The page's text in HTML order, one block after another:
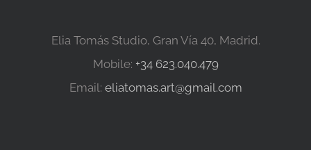
Elia Tomás Studio, Gran Vía 40, Madrid.
Mobile: +34 623.040.479
Email: eliatomas.art@gmail.com